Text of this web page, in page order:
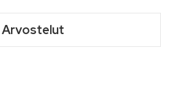
Arvostelut